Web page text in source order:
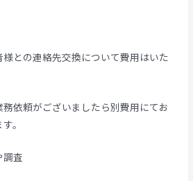
との連絡先交換について費用はいた
依頼がございましたら別費用にてお
。
査